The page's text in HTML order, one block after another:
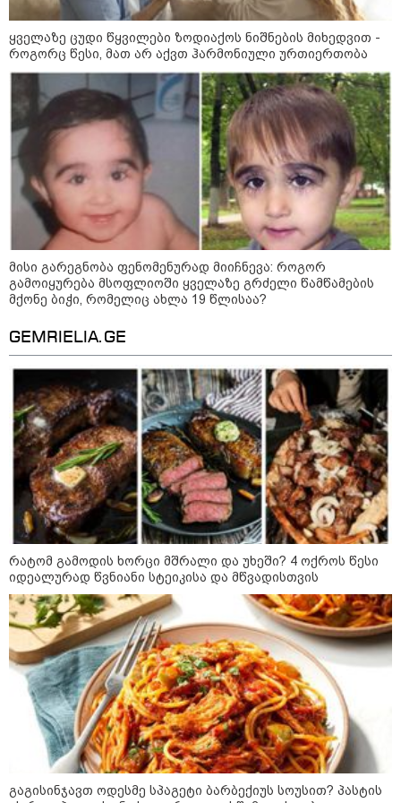
კატეგორიის ყველა სიახლე
რატომ ჩაბნელდა საქართველო
მესამედ: საბოტაჟი, ტექნიკური
ხარვეზი თუ
არაპროფესიონალიზმი?! -
სანდრო თვალჭრელიძის ანალიზი
ჩაკეტილი „პოლიტიკური
სამკუთხედი“ - კულუარული
თამაშები, რომლებიც დიდი
„ოქტომბრისთვის საქართველოს
არჩევანის გაკეთება მოუწევს...
„ორ სკამზე ჯდომის“
შესაძლებლობა შეიძლება
დასრულდეს“ - მირიან
მირიანაშვილის ანალიზი
ჯარისკაცი, რომელიც 29 წელი
იბრძოდა, რადგან ომის
დამთავრების არ სჯეროდა...
მეცნიერება
ყველაზე ცუდი წყვილები ზოდიაქოს ნიშნების მიხედვით -
როგორც წესი, მათ არ აქვთ ჰარმონიული ურთიერთობა
მისი გარეგნობა ფენომენურად მიიჩნევა: როგორ
გამოიყურება მსოფლიოში ყველაზე გრძელი წამწამების
მქონე ბიჭი, რომელიც ახლა 19 წლისაა?
GEMRIELIA.GE
რატომ გამოდის ხორცი მშრალი და უხეში? 4 ოქროს წესი
იდეალურად წვნიანი სტეიკისა და მწვადისთვის
გაგისინჯავთ ოდესმე სპაგეტი ბარბექიუს სოუსით? პასტის